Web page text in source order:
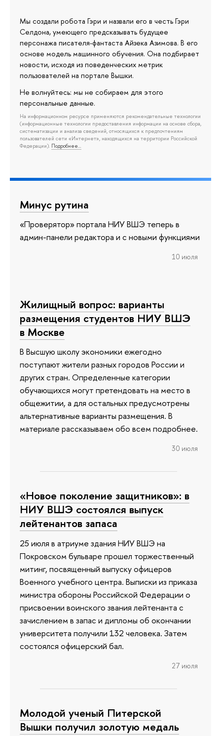
Мы создали робота Гэри и назвали его в честь Гэри
Селдона, умеющего предсказывать будущее
персонажа писателя-фантаста Айзека Азимова. В его
основе модель машинного обучения. Она подбирает
новости, исходя из поведенческих метрик
пользователей на портале Вышки.
Не волнуйтесь: мы не собираем для этого
персональные данные.
На информационном ресурсе применяются рекомендательные технологии
(информационные технологии предоставления информации на основе сбора,
систематизации и анализа сведений, относящихся к предпочтениям
пользователей сети «Интернет», находящихся на территории Российской
Федерации). Подробнее…
Минус рутина
«Проверятор» портала НИУ ВШЭ теперь в
админ-панели редактора и с новыми функциями
10 июля
Жилищный вопрос: варианты
размещения студентов НИУ ВШЭ
в Москве
В Высшую школу экономики ежегодно
поступают жители разных городов России и
других стран. Определенные категории
обучающихся могут претендовать на место в
общежитии, а для остальных предусмотрены
альтернативные варианты размещения. В
материале рассказываем обо всем подробнее.
30 июля
«Новое поколение защитников»: в
НИУ ВШЭ состоялся выпуск
лейтенантов запаса
25 июля в атриуме здания НИУ ВШЭ на
Покровском бульваре прошел торжественный
митинг, посвященный выпуску офицеров
Военного учебного центра. Выписки из приказа
министра обороны Российской Федерации о
присвоении воинского звания лейтенанта с
зачислением в запас и дипломы об окончании
университета получили 132 человека. Затем
состоялся офицерский бал.
27 июля
Молодой ученый Питерской
Вышки получил золотую медаль